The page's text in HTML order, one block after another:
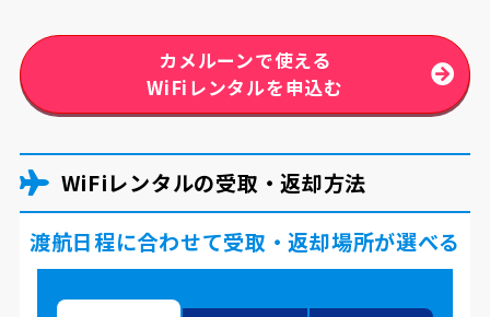
カメルーンで使える
WiFiレンタルを申込む
WiFiレンタルの受取・返却方法
渡航日程に合わせて受取・返却場所が選べる